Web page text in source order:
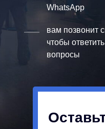
WhatsApp
вам позвонит
чтобы
вопросы